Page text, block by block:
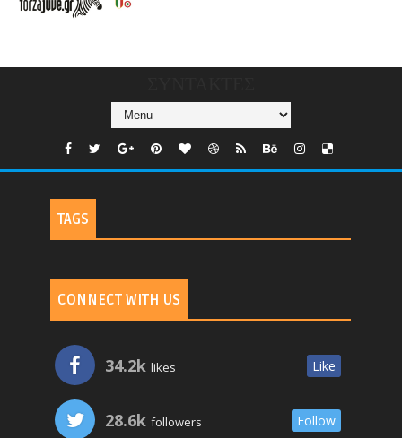
TAGS
CONNECT WITH US
34.2k likes Like
28.6k followers Follow